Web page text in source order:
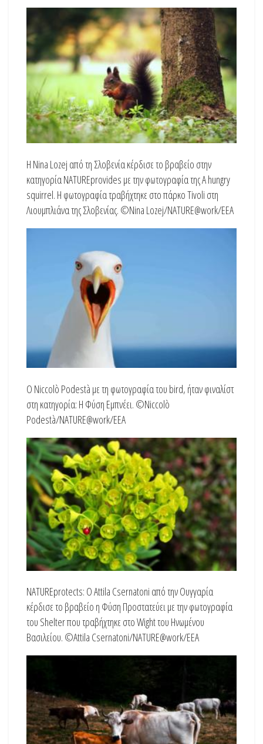
Η Nina Lozej από τη Σλοβενία κέρδισε το βραβείο στην
κατηγορία NATUREprovides με την φωτογραφία της A hungry
squirrel. Η φωτογραφία τραβήχτηκε στο πάρκο Tivoli στη
Λιουμπλιάνα της Σλοβενίας. ©Nina Lozej/NATURE@work/EEA
O Niccolò Podestà με τη φωτογραφία του bird, ήταν φιναλίστ
στη κατηγορία: Η Φύση Εμπνέει. ©Niccolò
Podestà/NATURE@work/EEA
NATUREprotects: Ο Attila Csernatoni από την Ουγγαρία
κέρδισε το βραβείο η Φύση Προστατεύει με την φωτογραφία
του Shelter που τραβήχτηκε στο Wight του Ηνωμένου
Βασιλείου. ©Attila Csernatoni/NATURE@work/EEA